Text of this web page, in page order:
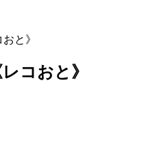
と》
コおと》